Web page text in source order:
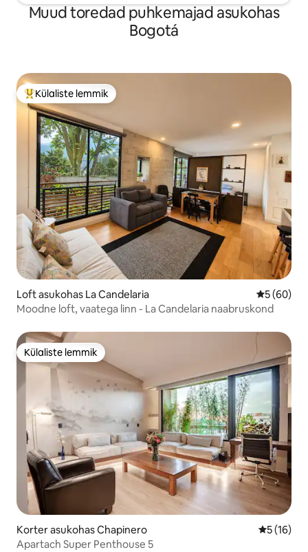
Muud toredad puhkemajad asukohas
Bogotá
Külaliste suur lemmik
Külaliste lemmik
Loft asukohas La Candelaria Keskmine
5 (60)
Moodne loft, vaatega linn - La Candelaria naabruskond
Külaliste lemmik
Külaliste lemmik
Korter asukohas Chapinero Keskmine
5 (16)
Apartach Super Penthouse 5